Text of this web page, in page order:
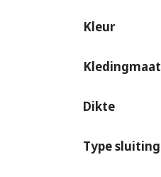
Kleur
Kledingmaat
Dikte
Type sluiting